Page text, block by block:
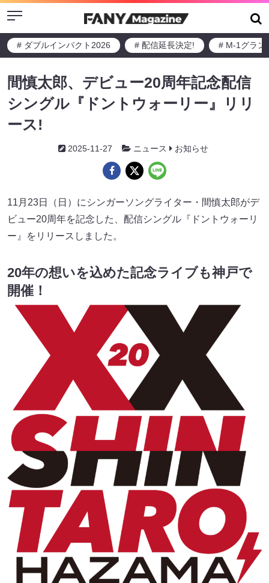
Menu
# ダブルインパクト2026 # 配信延長決定! # M-1グラン
間慎太郎、デビュー20周年記念配信
シングル『ドントウォーリー』リリ
ース!
2025-11-27 ニュース お知らせ
11月23日（日）にシンガーソングライター・間慎太郎がデ
ビュー20周年を記念した、配信シングル『ドントウォーリ
ー』をリリースしました。
20年の想いを込めた記念ライブも神戸で
開催！